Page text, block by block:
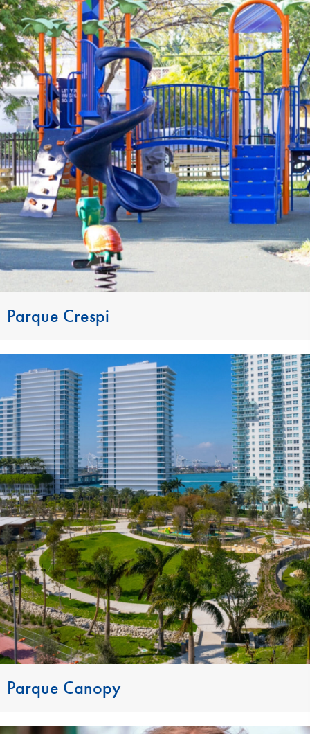
Parque Crespi
Parque Canopy